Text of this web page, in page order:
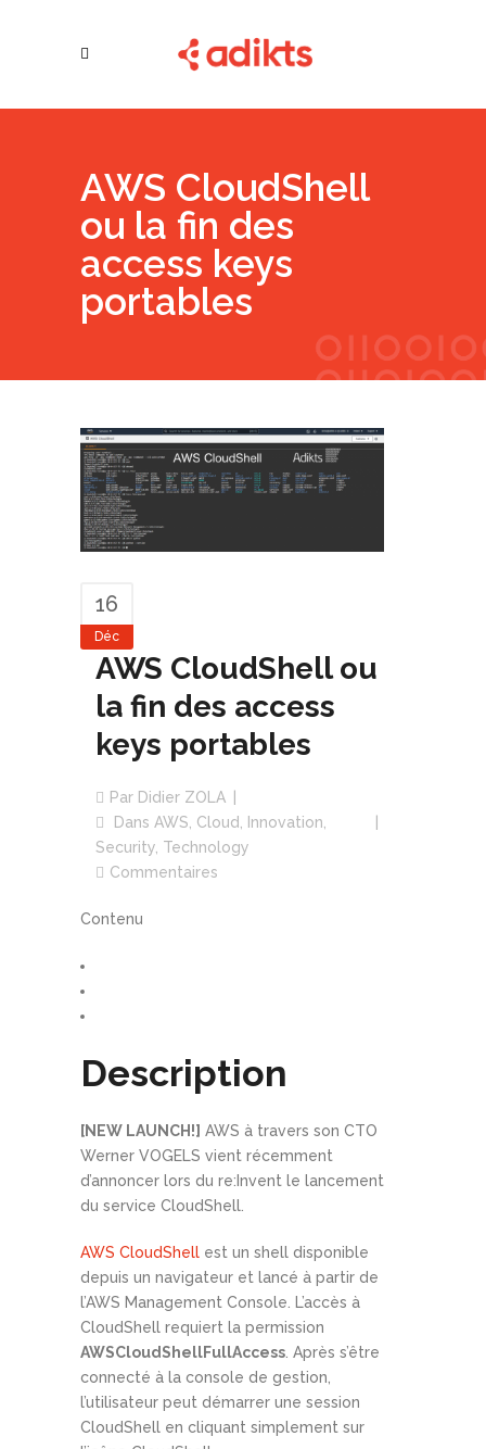
AWS CloudShell
ou la fin des
access keys
portables
16
Déc
AWS CloudShell ou
la fin des access
keys portables
Par Didier ZOLA
Dans AWS Cloud Innovation
Security Technology
Commentaires
Contenu
Description
[NEW LAUNCH!] AWS à travers son CTO
Werner VOGELS vient récemment
d’annoncer lors du re:Invent le lancement
du service CloudShell.
AWS CloudShell est un shell disponible
depuis un navigateur et lancé à partir de
l’AWS Management Console. L’accès à
CloudShell requiert la permission
AWSCloudShellFullAccess . Après s’être
connecté à la console de gestion,
l’utilisateur peut démarrer une session
CloudShell en cliquant simplement sur